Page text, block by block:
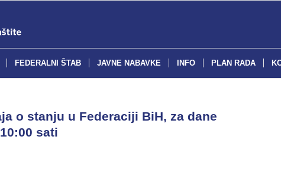
FEDERALNI ŠTAB JAVNE NABAVKE INFO PLAN RADA
o stanju u Federaciji BiH, za dane
sati